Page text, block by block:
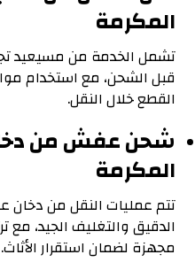
المكرمة
تشمل الخدمة من مسيعيد
قبل الشحن، مع استخدام
القطع خلال النقل.
شحن عفش من
المكرمة
تتم عمليات النقل من
الدقيق والتغليف الجيد، مع
مجهزة لضمان استقرار الأثاث.